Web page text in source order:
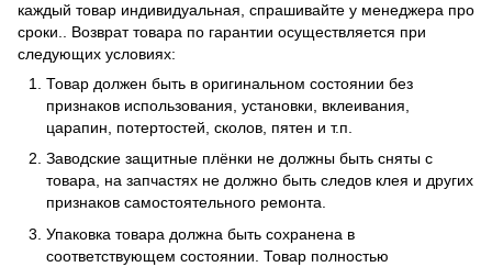
каждый товар индивидуальная, спрашивайте у менеджера про
сроки.. Возврат товара по гарантии осуществляется при
следующих условиях:
Товар должен быть в оригинальном состоянии без
признаков использования, установки, вклеивания,
царапин, потертостей, сколов, пятен и т.п.
Заводские защитные плёнки не должны быть сняты с
товара, на запчастях не должно быть следов клея и других
признаков самостоятельного ремонта.
Упаковка товара должна быть сохранена в
соответствующем состоянии. Товар полностью